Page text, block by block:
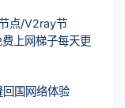
点/V2ray节
上网梯子每天更
国网络体验